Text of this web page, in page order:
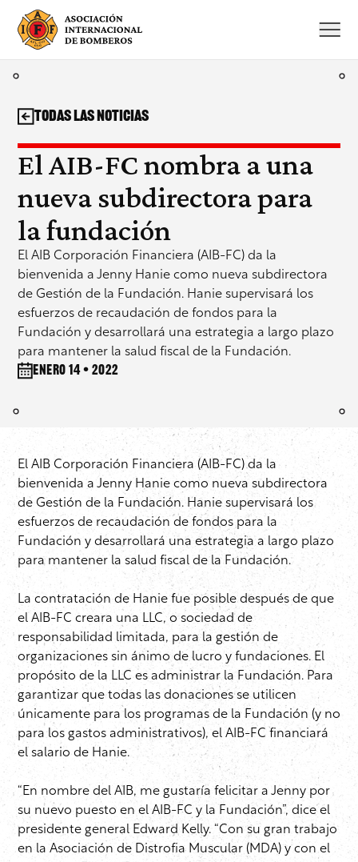
Saltar
contenido
El AIB-FC nombra a una
nueva subdirectora para
la fundación
El AIB Corporación Financiera (AIB-FC) da la
bienvenida a Jenny Hanie como nueva subdirectora
de Gestión de la Fundación. Hanie supervisará los
esfuerzos de recaudación de fondos para la
Fundación y desarrollará una estrategia a largo plazo
para mantener la salud fiscal de la Fundación.
enero 14 • 2022
Todas las noticias
El AIB Corporación Financiera (AIB-FC) da la
bienvenida a Jenny Hanie como nueva subdirectora
de Gestión de la Fundación. Hanie supervisará los
esfuerzos de recaudación de fondos para la
Fundación y desarrollará una estrategia a largo plazo
para mantener la salud fiscal de la Fundación.
La contratación de Hanie fue posible después de que
el AIB-FC creara una LLC, o sociedad de
responsabilidad limitada, para la gestión de
organizaciones sin ánimo de lucro y fundaciones. El
propósito de la LLC es administrar la Fundación. Para
garantizar que todas las donaciones se utilicen
únicamente para los programas de la Fundación (y no
para los gastos administrativos), el AIB-FC financiará
el salario de Hanie.
“En nombre del AIB, me gustaría felicitar a Jenny por
su nuevo puesto en el AIB-FC y la Fundación”, dice el
presidente general Edward Kelly. “Con su gran trabajo
en la Asociación de Distrofia Muscular (MDA) y con el